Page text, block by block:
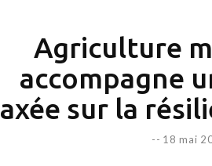
Agriculture
accompagne
axée sur la
-- 18 mai